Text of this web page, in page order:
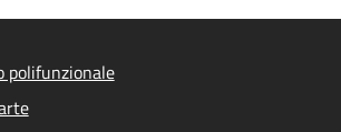
polifunzionale